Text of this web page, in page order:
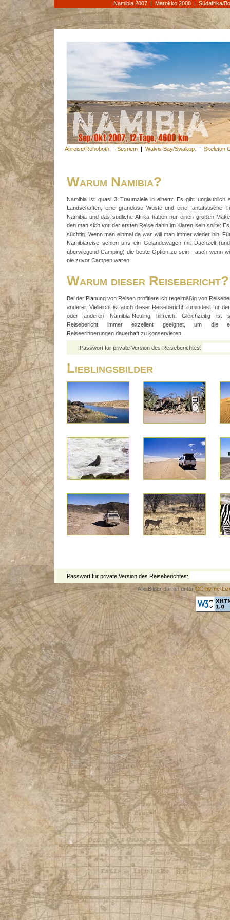
Namibia 2007| Marokko 2008| Südafrika/
Anreise/Rehoboth| Sesriem| Walvis Bay/Swakop. | Skeleton
Warum Namibia?
Namibia ist quasi 3 Traumziele in einem: Es gibt unglaublich
Landschaften, eine grandiose Wüste und eine fantatstische
Namibia und das südliche Afrika haben nur einen großen
den man sich vor der ersten Reise dahin im Klaren sein sollte:
süchtig. Wenn man einmal da war, will man immer wieder hin.
Namibiareise schien uns ein Geländewagen mit Dachzelt
überwiegend Camping) die beste Option zu sein - auch wenn
nie zuvor Campen waren.
Warum dieser Reisebericht?
Bei der Planung von Reisen profitiere ich regelmäßig von
anderer. Vielleicht ist auch dieser Reisebericht zumindest für
oder anderen Namibia-Neuling hilfreich. Gleichzeitig ist
Reisebericht immer exzellent geeignet, um die
Reiseerinnerungen dauerhaft zu konservieren.
Passwort für private Version des Reiseberichtes:
Lieblingsbilder
Passwort für private Version des Reiseberichtes:
Alle Bilder dürfen unterCC-by-nc-